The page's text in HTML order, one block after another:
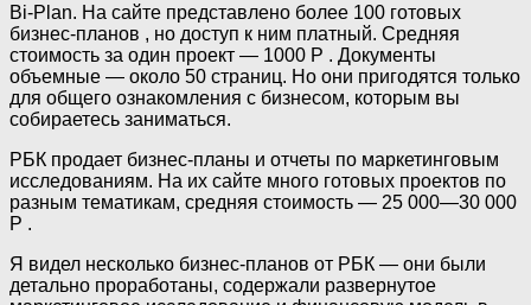
Bi-Plan. На сайте представлено более 100 готовых
бизнес-планов , но доступ к ним платный. Средняя
стоимость за один проект — 1000 Р . Документы
объемные — около 50 страниц. Но они пригодятся только
для общего ознакомления с бизнесом, которым вы
собираетесь заниматься.
РБК продает бизнес-планы и отчеты по маркетинговым
исследованиям. На их сайте много готовых проектов по
разным тематикам, средняя стоимость — 25 000—30 000
Р .
Я видел несколько бизнес-планов от РБК — они были
детально проработаны, содержали развернутое